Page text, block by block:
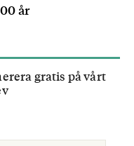
år
gratis på vårt